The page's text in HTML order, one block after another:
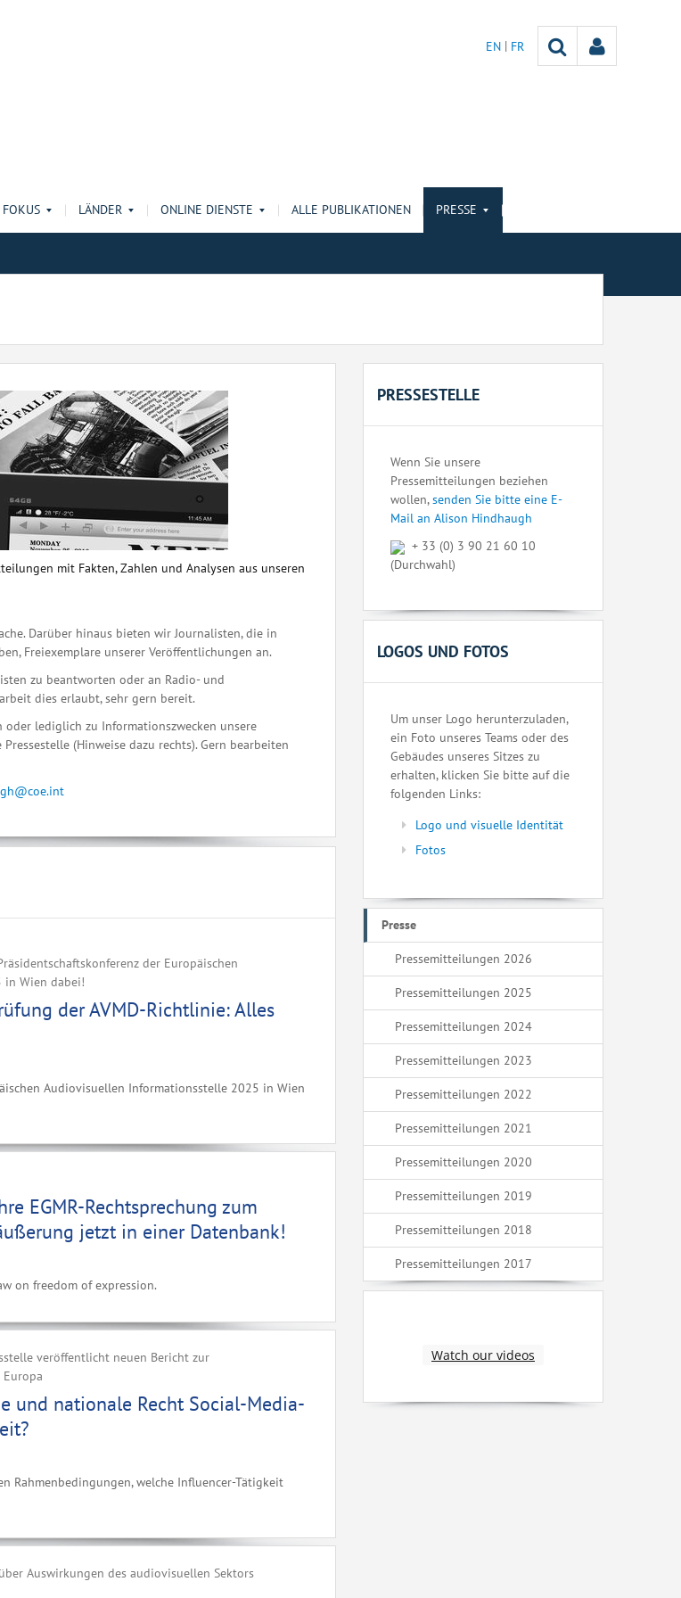
EN FR
LÄNDER ONLINE DIENSTE ALLE PUBLIKATIONEN PRESSE
mit Fakten, Zahlen und Analysen aus unseren
Darüber hinaus bieten wir Journalisten, die in
Freiexemplare unserer Veröffentlichungen an.
zu beantworten oder an Radio- und
dies erlaubt, sehr gern bereit.
lediglich zu Informationszwecken unsere
(Hinweise dazu rechts). Gern bearbeiten
der Europäischen
Wien dabei!
der AVMD-Richtlinie: Alles
Audiovisuellen Informationsstelle 2025 in Wien
EGMR-Rechtsprechung zum
jetzt in einer Datenbank!
on freedom of expression.
veröffentlicht neuen Bericht zur
und nationale Recht Social-Media-
Rahmenbedingungen, welche Influencer-Tätigkeit
Auswirkungen des audiovisuellen Sektors
PRESSESTELLE
Wenn Sie unsere
Pressemitteilungen beziehen
wollen,senden Sie bitte eine E-
Mail an Alison Hindhaugh
+ 33 (0) 3 90 21 60 10
(Durchwahl)
LOGOS UND FOTOS
Um unser Logo herunterzuladen,
ein Foto unseres Teams oder des
Gebäudes unseres Sitzes zu
erhalten, klicken Sie bitte auf die
folgenden Links:
Logo und visuelle Identität
Fotos
Presse
Pressemitteilungen 2026
Pressemitteilungen 2025
Pressemitteilungen 2024
Pressemitteilungen 2023
Pressemitteilungen 2022
Pressemitteilungen 2021
Pressemitteilungen 2020
Pressemitteilungen 2019
Pressemitteilungen 2018
Pressemitteilungen 2017
Watch our videos